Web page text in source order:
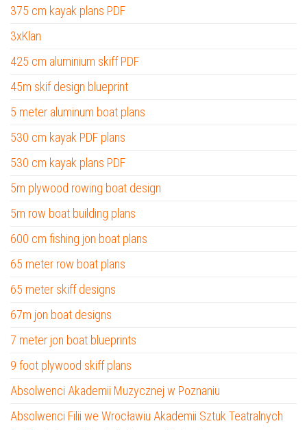
375 cm kayak plans PDF
3xKlan
425 cm aluminium skiff PDF
45m skif design blueprint
5 meter aluminum boat plans
530 cm kayak PDF plans
530 cm kayak plans PDF
5m plywood rowing boat design
5m row boat building plans
600 cm fishing jon boat plans
65 meter row boat plans
65 meter skiff designs
67m jon boat designs
7 meter jon boat blueprints
9 foot plywood skiff plans
Absolwenci Akademii Muzycznej w Poznaniu
Absolwenci Filii we Wrocławiu Akademii Sztuk Teatralnych